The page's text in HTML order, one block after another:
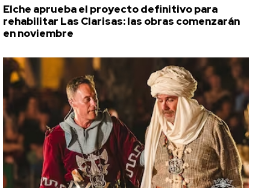
Elche aprueba el proyecto definitivo para
rehabilitar Las Clarisas: las obras comenzarán
en noviembre